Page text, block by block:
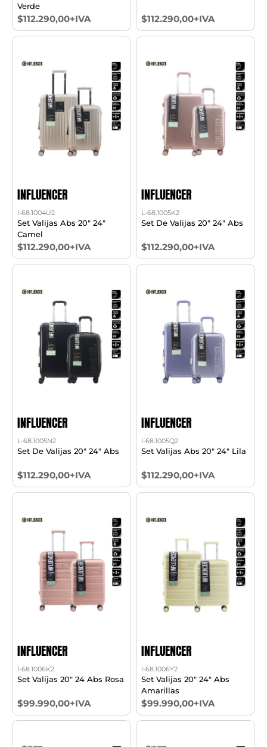
Verde
$112.290,00+IVA $112.290,00+IVA
INFLUENCER
l-68.1004U2
Set Valijas Abs 20" 24"
Camel
$112.290,00+IVA
INFLUENCER
L-68.1005K2
Set De Valijas 20" 24" Abs
$112.290,00+IVA
INFLUENCER
L-68.1005N2
Set De Valijas 20" 24" Abs
$112.290,00+IVA
INFLUENCER
l-68.1005Q2
Set Valijas Abs 20" 24" Lila
$112.290,00+IVA
INFLUENCER
l-68.1006K2
Set Valijas 20" 24 Abs Rosa
$99.990,00+IVA
INFLUENCER
l-68.1006Y2
Set Valijas 20" 24" Abs
Amarillas
$99.990,00+IVA